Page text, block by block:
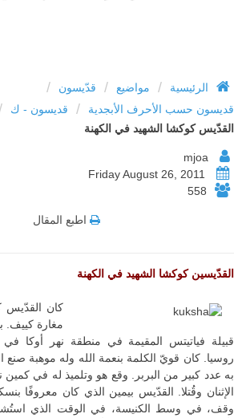
الرئيسية / مواضيع / قدّيسون /
قديسون حسب الأحرف الأبجدية / قديسون - ك
القدّيس كوكشا الشهيد في الكهنة
558
اطبع المقال
القدّيسين كوكشا الشهيد في الكهنة
كان القدّيس
مغارة كييف.
قبيلة فياتيتس المقيمة في منطقة نهر أوكا
روسيا. كان قويّ الكلمة بنعمة الله وله موهبة صنع
به عدد كبير من البربر. وقع هو وتلميذ له في كمين
الإثنان وقُتلا. القدّيس بيمين الذي كان معروفًا
وقف، في وسط الكنيسة، في الوقت الذي